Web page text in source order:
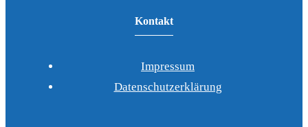
Kontakt
Impressum
Datenschutzerklärung